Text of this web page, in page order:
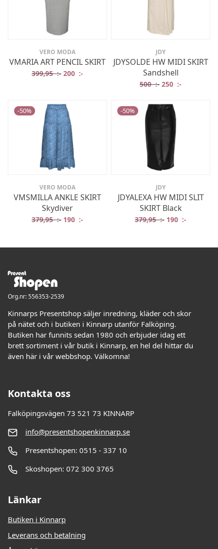
VERO MODA
VMARIA ART PENCIL SKIRT
399,95:- Det ursprungliga priset var: 399,95 :-.
200 :- Det nuvarande priset är: 200 :-.
JDY
JDYSOLDE HW MIDI SKIRT
Sandshell
500:- Det
250 :-
-50%
VERO MODA
VMSMILLA ANKLE SKIRT
Skydiver
379,95:- Det ursprungliga priset var: 379,95 :-.
190 :- Det nuvarande priset är: 190 :-.
-50%
JDY
JDYALEXA HW MIDI SLIT
SKIRT Black
379,95:- Det
190 :-
Org.nr: 556353-2539
Kinnarps Presentshop säljer inredning, kläder och skor
på nätet och i butiken i Kinnarp utanför Falköping.
Butiken har funnits sedan 1980 och erbjuder idag ett
brett sortiment i vår butik i Kinnarp, en hel del hittar du
även här i vår webbshop. Välkomna!
Kontakta oss
Falköpingsvägen 73 521 73 KINNARP
info@presentshopenkinnarp.se
Presentshopen: 0515 - 337 10
Skoshopen: 072 300 3765
Länkar
Butiken i Kinnarp
Leverans och betalning